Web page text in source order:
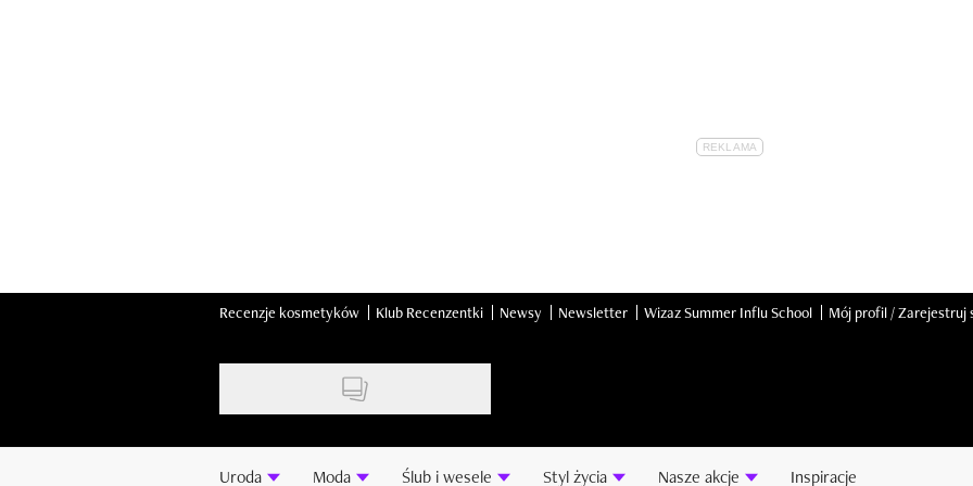
Recenzje kosmetyków Klub Recenzentki Newsy Newsletter Wizaz Summer Influ School Mój profil / Zarejestruj
Uroda Moda Ślub i wesele Styl życia Nasze akcje Inspiracje